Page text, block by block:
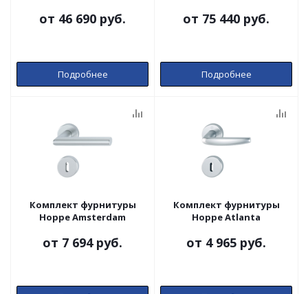
от 46 690 руб.
Подробнее
от 75 440 руб.
Подробнее
Комплект фурнитуры
Hoppe Amsterdam
от 7 694 руб.
Комплект фурнитуры
Hoppe Atlanta
от 4 965 руб.